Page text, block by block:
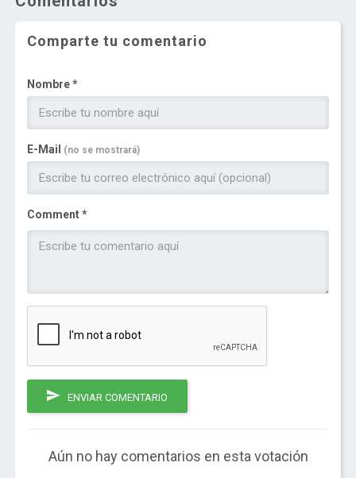
Comparte tu comentario
Nombre *
E-Mail (no se mostrará)
Comment *
ENVIAR COMENTARIO
Aún no hay comentarios en esta votación